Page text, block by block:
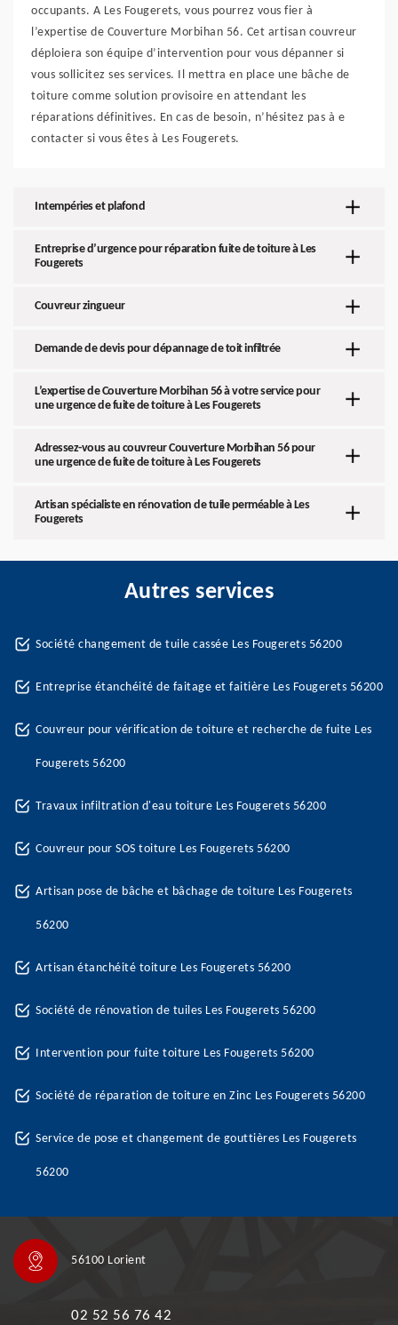
occupants. A Les Fougerets, vous pourrez vous fier à
l’expertise de Couverture Morbihan 56. Cet artisan couvreur
déploiera son équipe d’intervention pour vous dépanner si
vous sollicitez ses services. Il mettra en place une bâche de
toiture comme solution provisoire en attendant les
réparations définitives. En cas de besoin, n’hésitez pas à e
contacter si vous êtes à Les Fougerets.
Intempéries et plafond
Entreprise d’urgence pour réparation fuite de toiture à Les
Fougerets
Couvreur zingueur
Demande de devis pour dépannage de toit infiltrée
L’expertise de Couverture Morbihan 56 à votre service pour
une urgence de fuite de toiture à Les Fougerets
Adressez-vous au couvreur Couverture Morbihan 56 pour
une urgence de fuite de toiture à Les Fougerets
Artisan spécialiste en rénovation de tuile perméable à Les
Fougerets
Autres services
Société changement de tuile cassée Les Fougerets 56200
Entreprise étanchéité de faitage et faitière Les Fougerets 56200
Couvreur pour vérification de toiture et recherche de fuite Les
Fougerets 56200
Travaux infiltration d'eau toiture Les Fougerets 56200
Couvreur pour SOS toiture Les Fougerets 56200
Artisan pose de bâche et bâchage de toiture Les Fougerets
56200
Artisan étanchéité toiture Les Fougerets 56200
Société de rénovation de tuiles Les Fougerets 56200
Intervention pour fuite toiture Les Fougerets 56200
Société de réparation de toiture en Zinc Les Fougerets 56200
Service de pose et changement de gouttières Les Fougerets
56200
56100 Lorient
02 52 56 76 42